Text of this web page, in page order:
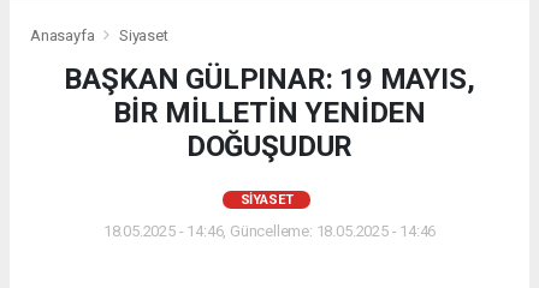
Anasayfa Siyaset
BAŞKAN GÜLPINAR: 19 MAYIS,
BİR MİLLETİN YENİDEN
DOĞUŞUDUR
SIYASET
18.05.2025 - 14:46, Güncelleme: 18.05.2025 - 14:46